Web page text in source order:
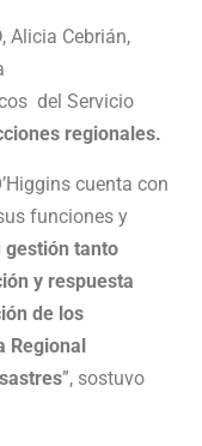
Alicia Cebrián,
del Servicio
regionales.
cuenta con
funciones y
tanto
y respuesta
de los
Regional
”, sostuvo